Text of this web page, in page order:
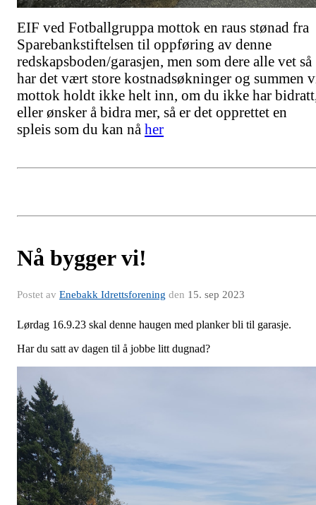
EIF ved Fotballgruppa mottok en raus stønad fra
Sparebankstiftelsen til oppføring av denne
redskapsboden/garasjen, men som dere alle vet så
har det vært store kostnadsøkninger og summen
mottok holdt ikke helt inn, om du ikke har
eller ønsker å bidra mer, så er det opprettet en
spleis som du kan nå her
Nå bygger vi!
Postet av Enebakk Idrettsforening den 15. sep 2023
Lørdag 16.9.23 skal denne haugen med planker bli til garasje.
Har du satt av dagen til å jobbe litt dugnad?